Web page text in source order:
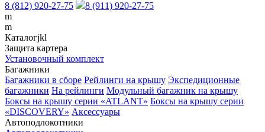
8 (812) 920-27-75
8 (911) 920-27-75
m
m
Каталогjkl
Защита картера
Установочный комплект
Багажники
Багажники в сборе Рейлинги на крышу Экспедиционные
багажники На рейлинги Модульный багажник на крышу
Боксы на крышу серии «ATLANT» Боксы на крышу серии
«DISCOVERY» Аксессуары
Автоподлокотники